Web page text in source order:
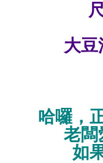
大
哈囉，
老闆
如